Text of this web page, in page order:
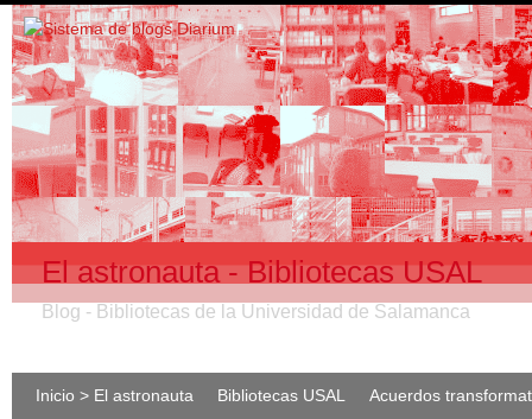
El astronauta - Bibliotecas USAL
Blog - Bibliotecas de la Universidad de Salamanca
Inicio > El astronauta Bibliotecas USAL Acuerdos